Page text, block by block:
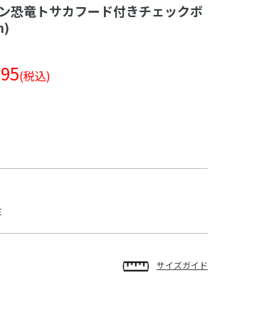
恐竜トサカフード付きチェックボ
(税込)
サイズガイド